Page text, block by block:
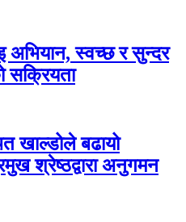
अभियान, स्वच्छ र सुन्दर
सक्रियता
खाल्डोले बढायो
श्रेष्ठद्वारा अनुगमन